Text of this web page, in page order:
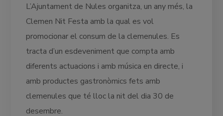
L’Ajuntament de Nules organitza, un any més, la
Clemen Nit Festa amb la qual es vol
promocionar el consum de la clemenules. Es
tracta d’un esdeveniment que compta amb
diferents actuacions i amb música en directe, i
amb productes gastronòmics fets amb
clemenules que té lloc la nit del dia 30 de
desembre.